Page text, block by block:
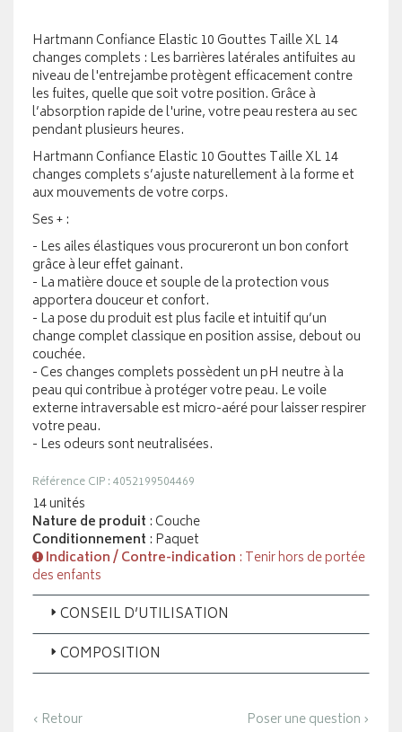
Hartmann Confiance Elastic 10 Gouttes Taille XL 14
changes complets : Les barrières latérales antifuites au
niveau de l'entrejambe protègent efficacement contre
les fuites, quelle que soit votre position. Grâce à
l’absorption rapide de l'urine, votre peau restera au sec
pendant plusieurs heures.
Hartmann Confiance Elastic 10 Gouttes Taille XL 14
changes complets s’ajuste naturellement à la forme et
aux mouvements de votre corps.
Ses + :
- Les ailes élastiques vous procureront un bon confort
grâce à leur effet gainant.
- La matière douce et souple de la protection vous
apportera douceur et confort.
- La pose du produit est plus facile et intuitif qu’un
change complet classique en position assise, debout ou
couchée.
- Ces changes complets possèdent un pH neutre à la
peau qui contribue à protéger votre peau. Le voile
externe intraversable est micro-aéré pour laisser respirer
votre peau.
- Les odeurs sont neutralisées.
Référence CIP : 4052199504469
14 unités
Nature de produit : Couche
Conditionnement : Paquet
Indication / Contre-indication : Tenir hors de portée
des enfants
CONSEIL D’UTILISATION
COMPOSITION
‹ Retour Poser une question ›